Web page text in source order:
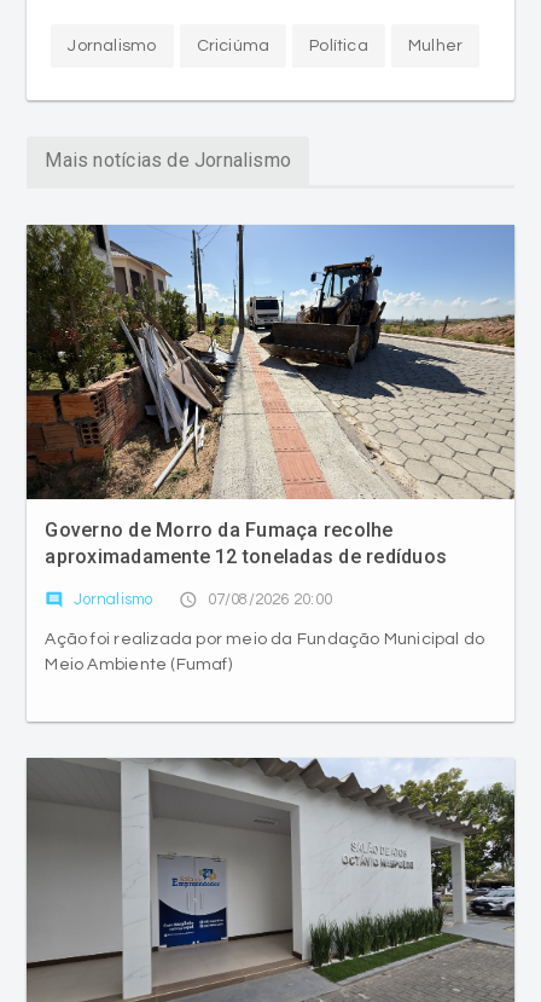
Jornalismo Criciúma Política Mulher
Mais notícias de Jornalismo
Governo de Morro da Fumaça recolhe
aproximadamente 12 toneladas de redíduos
comment Jornalismo access_time 07/08/2026 20:00
Ação foi realizada por meio da Fundação Municipal do
Meio Ambiente (Fumaf)